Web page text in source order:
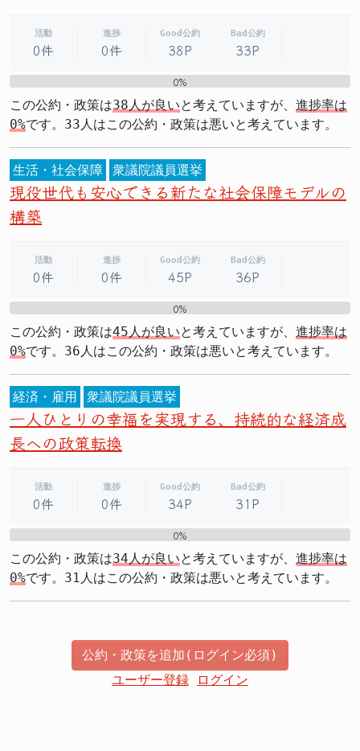
活動
0件
進捗
0件
Good公約
38P
Bad公約
33P
0%
この公約・政策は38人が良いと考えていますが、 進捗率は
0%です。33人はこの公約・政策は悪いと考えています。
生活・社会保障 衆議院議員選挙
現役世代も安心できる新たな社会保障モデルの
構築
活動
0件
進捗
0件
Good公約
45P
Bad公約
36P
0%
この公約・政策は45人が良いと考えていますが、 進捗率は
0%です。36人はこの公約・政策は悪いと考えています。
経済・雇用 衆議院議員選挙
一人ひとりの幸福を実現する、持続的な経済成
長への政策転換
活動
0件
進捗
0件
Good公約
34P
Bad公約
31P
0%
この公約・政策は34人が良いと考えていますが、 進捗率は
0%です。31人はこの公約・政策は悪いと考えています。
公約・政策を追加(ログイン必須)
ユーザー登録
ログイン